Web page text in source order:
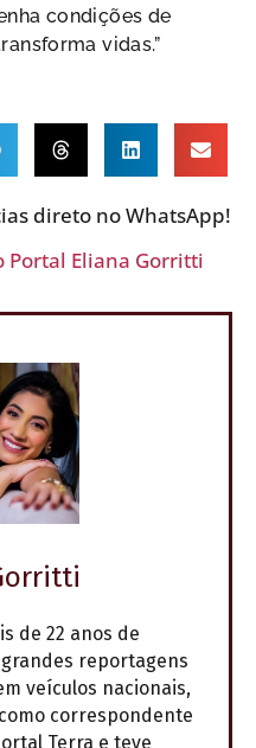
condições de
vidas.”
direto no WhatsApp!
Portal Eliana Gorritti
de 22 anos de
reportagens
veículos nacionais,
correspondente
Terra e teve